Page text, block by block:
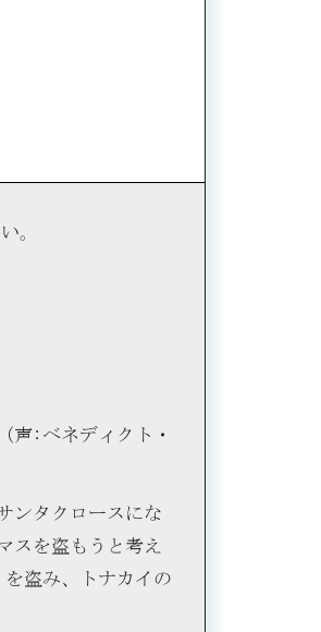
。
声:ベネディクト・
ンタクロースにな
スを盗もうと考え
盗み、トナカイの